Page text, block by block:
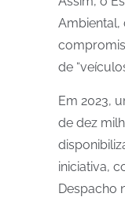
Ambiental,
de
Em 2023,
de dez
iniciativa,
Despacho